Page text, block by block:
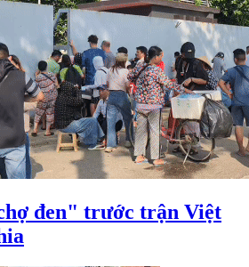
đen" trước trận Việt